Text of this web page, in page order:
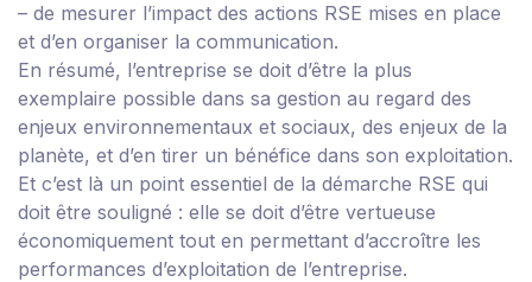
– de mesurer l’impact des actions RSE mises en place
et d’en organiser la communication.
En résumé, l’entreprise se doit d’être la plus
exemplaire possible dans sa gestion au regard des
enjeux environnementaux et sociaux, des enjeux de la
planète, et d’en tirer un bénéfice dans son exploitation.
Et c’est là un point essentiel de la démarche RSE qui
doit être souligné : elle se doit d’être vertueuse
économiquement tout en permettant d’accroître les
performances d’exploitation de l’entreprise.